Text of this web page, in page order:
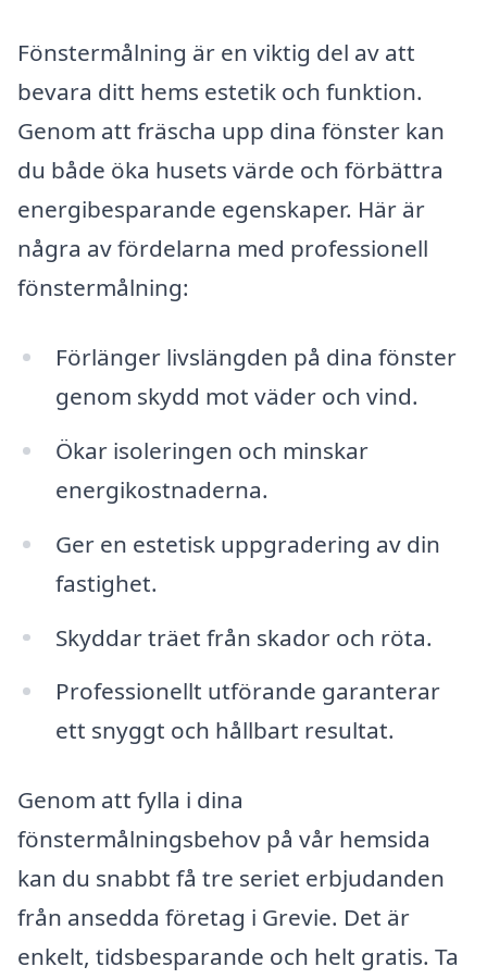
Fönstermålning är en viktig del av att
bevara ditt hems estetik och funktion.
Genom att fräscha upp dina fönster kan
du både öka husets värde och förbättra
energibesparande egenskaper. Här är
några av fördelarna med professionell
fönstermålning:
Förlänger livslängden på dina fönster
genom skydd mot väder och vind.
Ökar isoleringen och minskar
energikostnaderna.
Ger en estetisk uppgradering av din
fastighet.
Skyddar träet från skador och röta.
Professionellt utförande garanterar
ett snyggt och hållbart resultat.
Genom att fylla i dina
fönstermålningsbehov på vår hemsida
kan du snabbt få tre seriet erbjudanden
från ansedda företag i Grevie. Det är
enkelt, tidsbesparande och helt gratis. Ta